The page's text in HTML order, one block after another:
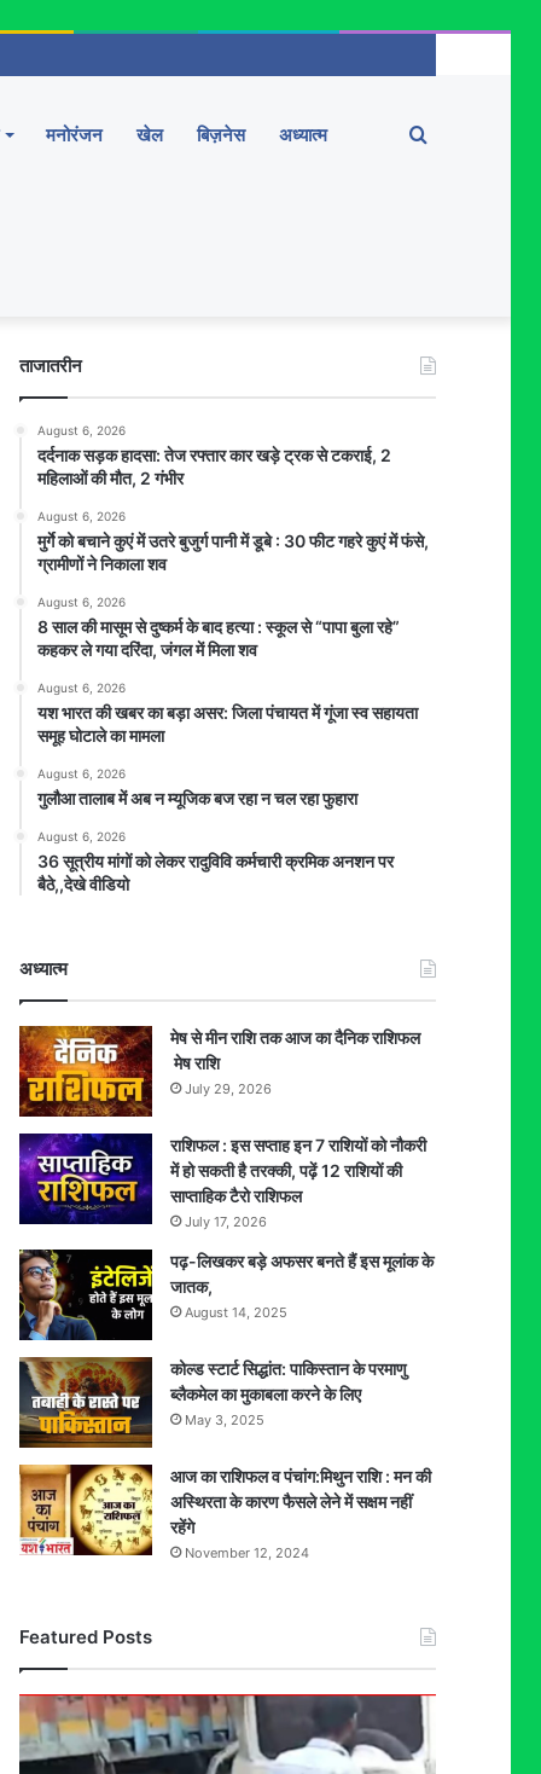
मनोरंजन खेल बिज़नेस अध्यात्म Search
ताजातरीन
August 6, 2026
दर्दनाक सड़क हादसा: तेज रफ्तार कार खड़े ट्रक से टकराई, 2
महिलाओं की मौत, 2 गंभीर
August 6, 2026
मुर्गे को बचाने कुएं में उतरे बुजुर्ग पानी में डूबे : 30 फीट गहरे कुएं में फंसे,
ग्रामीणों ने निकाला शव
August 6, 2026
8 साल की मासूम से दुष्कर्म के बाद हत्या : स्कूल से “पापा बुला रहे”
कहकर ले गया दरिंदा, जंगल में मिला शव
August 6, 2026
यश भारत की खबर का बड़ा असर: जिला पंचायत में गूंजा स्व सहायता
समूह घोटाले का मामला
August 6, 2026
गुलौआ तालाब में अब न म्यूजिक बज रहा न चल रहा फुहारा
August 6, 2026
36 सूत्रीय मांगों को लेकर रादुविवि कर्मचारी क्रमिक अनशन पर
बैठे,,देखे वीडियो
अध्यात्म
मेष से मीन राशि तक आज का दैनिक राशिफल
मेष राशि
July 29, 2026
राशिफल : इस सप्ताह इन 7 राशियों को नौकरी
में हो सकती है तरक्की, पढ़ें 12 राशियों की
साप्ताहिक टैरो राशिफल
July 17, 2026
पढ़-लिखकर बड़े अफसर बनते हैं इस मूलांक के
जातक,
August 14, 2025
कोल्ड स्टार्ट सिद्धांत: पाकिस्तान के परमाणु
ब्लैकमेल का मुकाबला करने के लिए
May 3, 2025
आज का राशिफल व पंचांग:मिथुन राशि : मन की
अस्थिरता के कारण फैसले लेने में सक्षम नहीं
रहेंगे
November 12, 2024
Featured Posts
दर्दनाक
सड़क
हादसा: